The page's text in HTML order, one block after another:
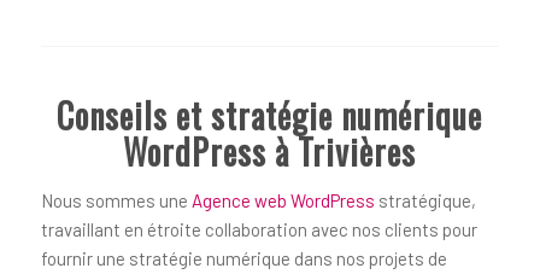
Conseils et stratégie numérique
WordPress à Trivières
Nous sommes une Agence web WordPress stratégique,
travaillant en étroite collaboration avec nos clients pour
fournir une stratégie numérique dans nos projets de